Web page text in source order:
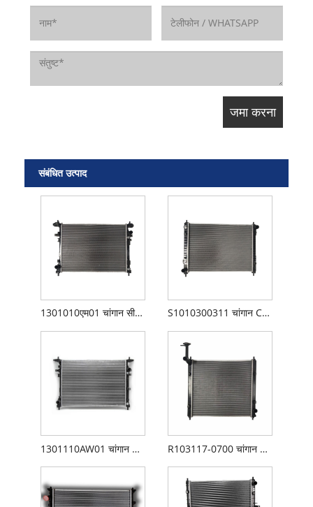
संबंधित उत्पाद
1301010एम01 चांगान सीएस75 रेडिएटर S1010300311 चांगान CS35 रेडिएटर
1301110AW01 चांगान CS55 रेडिएटर R103117-0700 चांगान CX70 रेडिएटर